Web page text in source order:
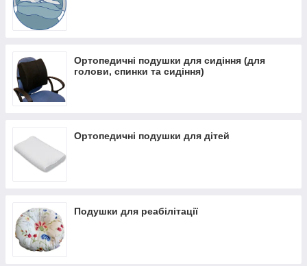
Ортопедичні подушки для сидіння (для
голови, спинки та сидіння)
Ортопедичні подушки для дітей
Подушки для реабілітації